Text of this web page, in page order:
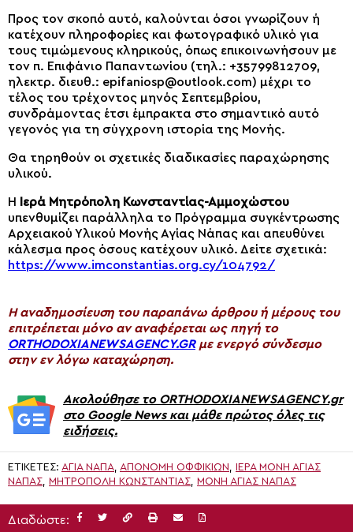
Προς τον σκοπό αυτό, καλούνται όσοι γνωρίζουν ή
κατέχουν πληροφορίες και φωτογραφικό υλικό για
τους τιμώμενους κληρικούς, όπως επικοινωνήσουν με
τον π. Επιφάνιο Παπαντωνίου (τηλ.: +35799812709,
ηλεκτρ. διευθ.: epifaniosp@outlook.com) μέχρι το
τέλος του τρέχοντος μηνός Σεπτεμβρίου,
συνδράμοντας έτσι έμπρακτα στο σημαντικό αυτό
γεγονός για τη σύγχρονη ιστορία της Μονής.
Θα τηρηθούν οι σχετικές διαδικασίες παραχώρησης
υλικού.
Η
Ιερά Μητρόπολη Κωνσταντίας-Αμμοχώστου
υπενθυμίζει παράλληλα το Πρόγραμμα συγκέντρωσης
Αρχειακού Υλικού Μονής Αγίας Νάπας και απευθύνει
κάλεσμα προς όσους κατέχουν υλικό. Δείτε σχετικά:
https://www.imconstantias.org.cy/104792/
H αναδημοσίευση του παραπάνω άρθρου ή μέρους του
επιτρέπεται μόνο αν αναφέρεται ως πηγή το
ORTHODOXIANEWSAGENCY.GRμε ενεργό σύνδεσμο
στην εν λόγω καταχώρηση.
Ακολούθησε το ORTHODOXIANEWSAGENCY.gr
στο Google News και μάθε πρώτος όλες τις
ειδήσεις.
ΕΤΙΚΈΤΕΣ: ΑΓΊΑ ΝΆΠΑ ΑΠΟΝΟΜΉ ΟΦΦΙΚΊΩΝ
ΙΕΡΑ ΜΟΝΗ ΑΓΙΑΣ
ΝΑΠΑΣ ΜΗΤΡΌΠΟΛΗ ΚΩΝΣΤΑΝΤΊΑΣ ΜΟΝΉ ΑΓΊΑΣ ΝΆΠΑΣ
Διαδώστε: